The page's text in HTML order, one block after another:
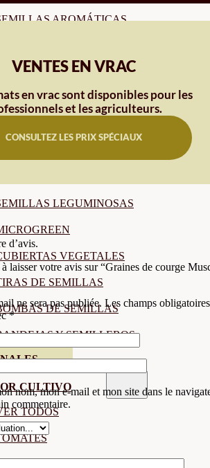
AROMÁTICAS
SEMILLAS FLORES
LEGUMINOSAS
VEGETALES
DE SEMILLAS
DE SEMILLAS
Y SEMILLEROS
CULTIVO
TODOS
VENTES EN VRAC
en vrac sont disponibles pour les
et les agriculteurs.
CONSULTEZ LES PRIX SPÉCIAUX
d’avis.
laisser votre avis sur “Graines de courge
ne sera pas publiée. Les champs obligatoires
*
nom, mon e-mail et mon site dans le
commentaire.